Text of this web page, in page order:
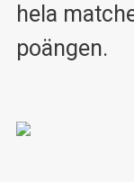
hela
poängen.